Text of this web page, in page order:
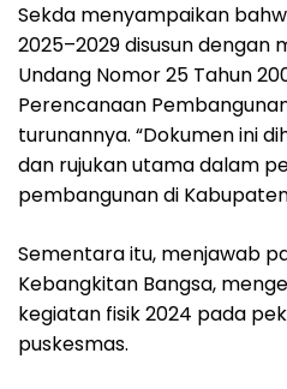
Sekda menyampaikan
2025–2029 disusun dengan
Undang Nomor 25 Tahun
Perencanaan
turunannya. “Dokumen ini
dan rujukan utama dalam
pembangunan di
Sementara itu, menjawab
Kebangkitan Bangsa,
kegiatan fisik 2024 pada
puskesmas.